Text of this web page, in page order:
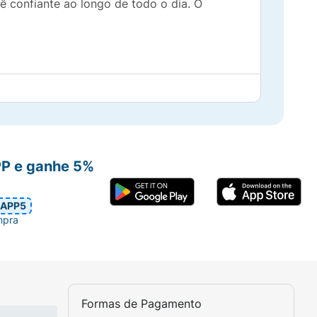
confiante ao longo de todo o dia. O
Formas de Pagamento
e ganhe 5%
APP5